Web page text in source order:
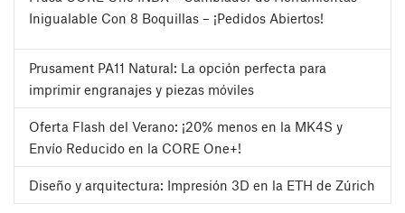
Inigualable Con 8 Boquillas – ¡Pedidos Abiertos!
Prusament PA11 Natural: La opción perfecta para
imprimir engranajes y piezas móviles
Oferta Flash del Verano: ¡20% menos en la MK4S y
Envío Reducido en la CORE One+!
Diseño y arquitectura: Impresión 3D en la ETH de Zúrich